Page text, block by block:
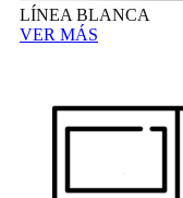
LÍNEA BLANCA
VER MÁS